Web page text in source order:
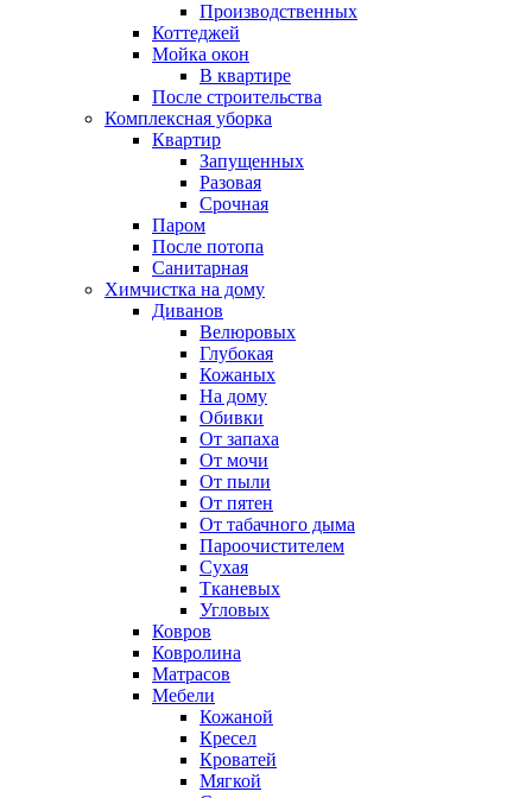
Производственных
Коттеджей
Мойка окон
В квартире
После строительства
Комплексная уборка
Квартир
Запущенных
Разовая
Срочная
Паром
После потопа
Санитарная
Химчистка на дому
Диванов
Велюровых
Глубокая
Кожаных
На дому
Обивки
От запаха
От мочи
От пыли
От пятен
От табачного дыма
Пароочистителем
Сухая
Тканевых
Угловых
Ковров
Ковролина
Матрасов
Мебели
Кожаной
Кресел
Кроватей
Мягкой